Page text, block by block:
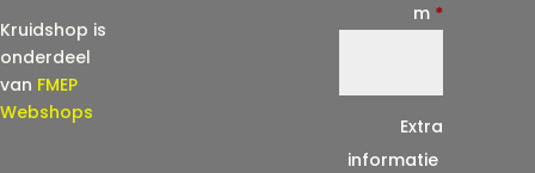
Kruidshop is
onderdeel
van FMEP
Webshops
m *
Extra
informatie